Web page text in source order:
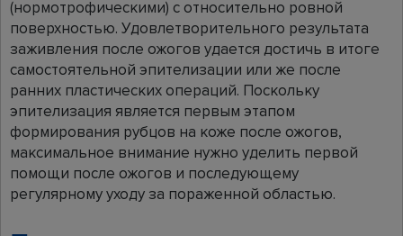
(нормотрофическими) с относительно ровной
поверхностью. Удовлетворительного результата
заживления после ожогов удается достичь в итоге
самостоятельной эпителизации или же после
ранних пластических операций. Поскольку
эпителизация является первым этапом
формирования рубцов на коже после ожогов,
максимальное внимание нужно уделить первой
помощи после ожогов и последующему
регулярному уходу за пораженной областью.